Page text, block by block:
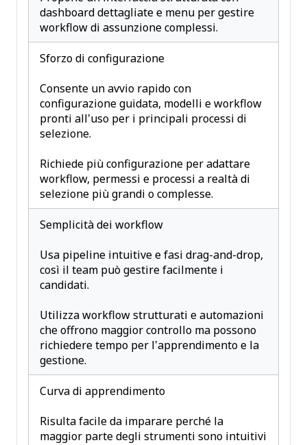
dashboard dettagliate e menu per gestire
workflow di assunzione complessi.
Sforzo di configurazione
Consente un avvio rapido con
configurazione guidata, modelli e workflow
pronti all’uso per i principali processi di
selezione.
Richiede più configurazione per adattare
workflow, permessi e processi a realtà di
selezione più grandi o complesse.
Semplicità dei workflow
Usa pipeline intuitive e fasi drag-and-drop,
così il team può gestire facilmente i
candidati.
Utilizza workflow strutturati e automazioni
che offrono maggior controllo ma possono
richiedere tempo per l’apprendimento e la
gestione.
Curva di apprendimento
Risulta facile da imparare perché la
maggior parte degli strumenti sono intuitivi